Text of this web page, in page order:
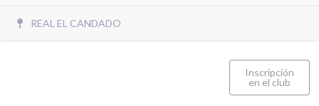
REAL EL CANDADO
Inscripción
en el club